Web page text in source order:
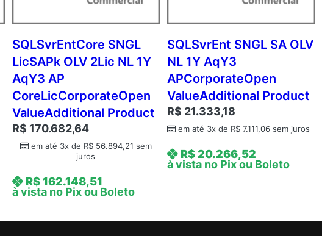
L
3
Y
A
q
Y
1
A
m
c
SQLSvrEntCore SNGL
LicSAPk OLV 2Lic NL 1Y
AqY3 AP
CoreLicCorporateOpen
ValueAdditional Product
R$ 170.682,64
em até 3x de R$56.894,21 sem
juros
R$162.148,51
à vista no Pix ou Boleto
SQLSvrEnt SNGL SA OLV
NL 1Y AqY3
APCorporateOpen
ValueAdditional Product
R$ 21.333,18
em até 3x de R$ 7.111,06 sem juros
R$20.266,52
à vista no Pix ou Boleto